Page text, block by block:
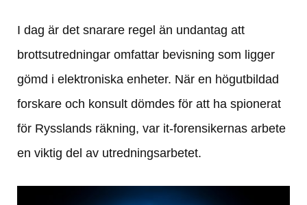
I dag är det snarare regel än undantag att
brottsutredningar omfattar bevisning som ligger
gömd i elektroniska enheter. När en högutbildad
forskare och konsult dömdes för att ha spionerat
för Rysslands räkning, var it-forensikernas arbete
en viktig del av utredningsarbetet.